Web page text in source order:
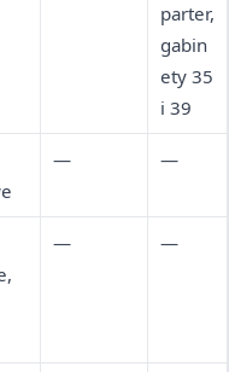
parter,
gabin
ety 35
i 39
— —
— —